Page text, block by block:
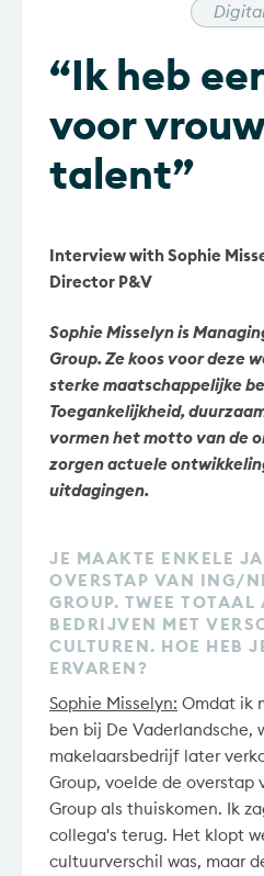
“Ik heb
voor
talent”
Interview with Sophie
Director P&V
Sophie Misselyn is
Group. Ze koos voor deze
sterke maatschappelijke
Toegankelijkheid,
vormen het motto van de
zorgen actuele
uitdagingen.
JE MAAKTE ENKELE
OVERSTAP VAN ING/
GROUP. TWEE TOTAAL
BEDRIJVEN MET
CULTUREN. HOE HEB
ERVAREN?
Sophie Misselyn: Omdat ik
ben bij De Vaderlandsche,
makelaarsbedrijf later
Group, voelde de overstap
Group als thuiskomen. Ik
collega's terug. Het klopt
cultuurverschil was, maar